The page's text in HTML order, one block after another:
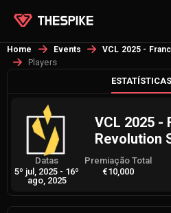
Home Events VCL 2025 -
Players
ESTATÍSTICAS
VCL 2025 -
Revolution
Datas
5º jul, 2025 - 16º
ago, 2025
Premiação Total
€10,000